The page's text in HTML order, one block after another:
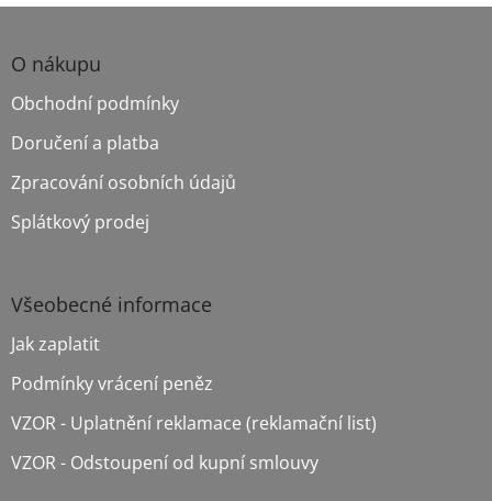
Z
O nákupu
Obchodní podmínky
Doručení a platba
Zpracování osobních údajů
Splátkový prodej
Všeobecné informace
Jak zaplatit
Podmínky vrácení peněz
VZOR - Uplatnění reklamace (reklamační list)
VZOR - Odstoupení od kupní smlouvy